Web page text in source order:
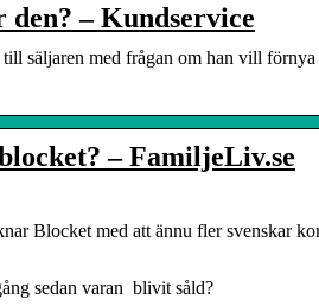
– Kundservice
säljaren med frågan om han vill
– FamiljeLiv.se
Blocket med att ännu fler svenskar
sedan varan blivit såld?